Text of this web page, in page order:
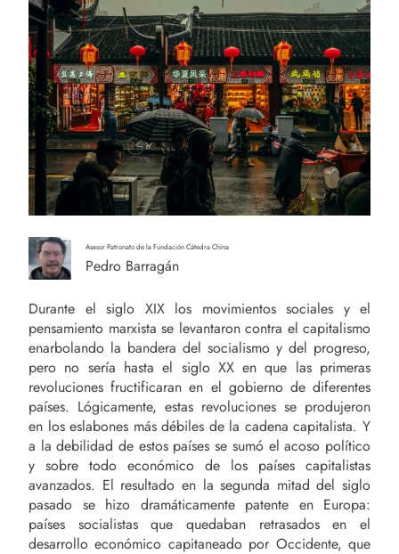
Asesor Patronato de la Fundación Cátedra China
Pedro Barragán
Durante el siglo XIX los movimientos sociales y el
pensamiento marxista se levantaron contra el capitalismo
enarbolando la bandera del socialismo y del progreso,
pero no sería hasta el siglo XX en que las primeras
revoluciones fructificaran en el gobierno de diferentes
países. Lógicamente, estas revoluciones se produjeron
en los eslabones más débiles de la cadena capitalista. Y
a la debilidad de estos países se sumó el acoso político
y sobre todo económico de los países capitalistas
avanzados. El resultado en la segunda mitad del siglo
pasado se hizo dramáticamente patente en Europa:
países socialistas que quedaban retrasados en el
desarrollo económico capitaneado por Occidente, que